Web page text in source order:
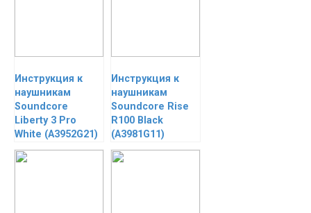
Инструкция к
наушникам
Soundcore
Liberty 3 Pro
White (A3952G21)
Инструкция к
наушникам
Soundcore Rise
R100 Black
(A3981G11)